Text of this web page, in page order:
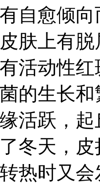
自愈倾
肤上有
活动性
的生长
活跃，
冬天，
热时又会